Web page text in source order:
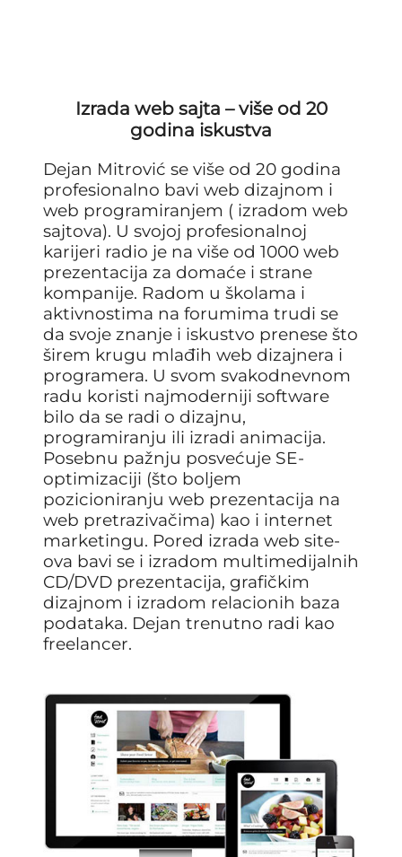
Izrada web sajta – više od 20
godina iskustva
Dejan Mitrović se više od 20 godina
profesionalno bavi web dizajnom i
web programiranjem ( izradom web
sajtova). U svojoj profesionalnoj
karijeri radio je na više od 1000 web
prezentacija za domaće i strane
kompanije. Radom u školama i
aktivnostima na forumima trudi se
da svoje znanje i iskustvo prenese što
širem krugu mlađih web dizajnera i
programera. U svom svakodnevnom
radu koristi najmoderniji software
bilo da se radi o dizajnu,
programiranju ili izradi animacija.
Posebnu pažnju posvećuje SE-
optimizaciji (što boljem
pozicioniranju web prezentacija na
web pretrazivačima) kao i internet
marketingu. Pored izrada web site-
ova bavi se i izradom multimedijalnih
CD/DVD prezentacija, grafičkim
dizajnom i izradom relacionih baza
podataka. Dejan trenutno radi kao
freelancer.